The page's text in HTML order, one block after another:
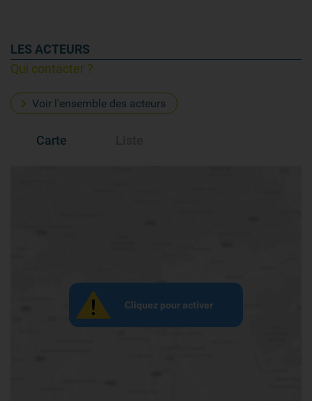
LES ACTEURS
Qui contacter ?
Voir l'ensemble des acteurs
Carte
Cliquez pour activer